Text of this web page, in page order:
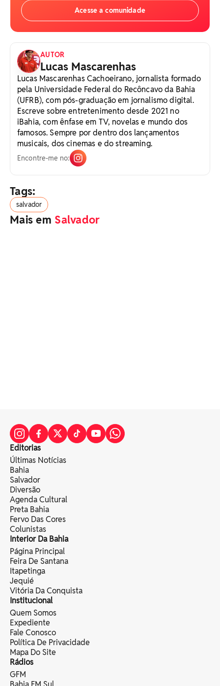
Acesse a comunidade
AUTOR
Lucas Mascarenhas
Lucas Mascarenhas Cachoeirano, jornalista formado
pela Universidade Federal do Recôncavo da Bahia
(UFRB), com pós-graduação em jornalismo digital.
Escreve sobre entretenimento desde 2021 no
iBahia, com ênfase em TV, novelas e mundo dos
famosos. Sempre por dentro dos lançamentos
musicais, dos cinemas e do streaming.
Encontre-me no:
Tags:
salvador
Mais em Salvador
Editorias
Últimas Notícias
Bahia
Salvador
Diversão
Agenda Cultural
Preta Bahia
Fervo Das Cores
Colunistas
Interior Da Bahia
Página Principal
Feira De Santana
Itapetinga
Jequié
Vitória Da Conquista
Institucional
Quem Somos
Expediente
Fale Conosco
Política De Privacidade
Mapa Do Site
Rádios
GFM